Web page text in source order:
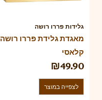
גלידות פררו רושה
מאגדת גלידת פררו רושה
קלאסי
₪49.90
לצפייה במוצר